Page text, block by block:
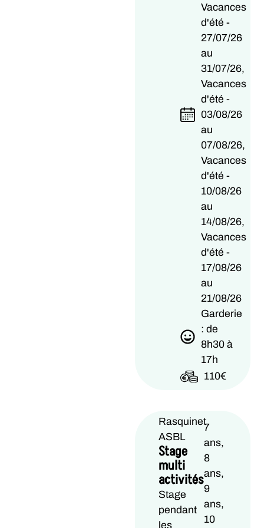
Vacances
d'été -
27/07/26
au
31/07/26,
Vacances
d'été -
03/08/26
au
07/08/26,
Vacances
d'été -
10/08/26
au
14/08/26,
Vacances
d'été -
17/08/26
au
21/08/26
Garderie
: de
8h30 à
17h
110€
Rasquinet
ASBL
Stage
multi
activités
Stage
pendant
les
7
ans,
8
ans,
9
ans,
10